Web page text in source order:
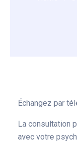
Échangez par
La consultation
avec votre